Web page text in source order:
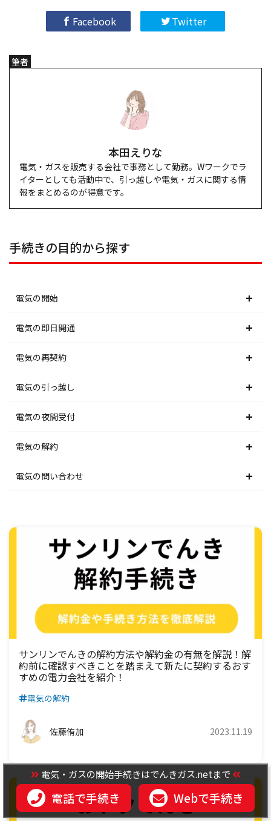
Facebook
Twitter
筆者
本田えりな
電気・ガスを販売する会社で事務として勤務。Wワークでラ
イターとしても活動中で、引っ越しや電気・ガスに関する情
報をまとめるのが得意です。
手続きの目的から探す
電気の開始
北海道電力エリア
東北電力エリア
東京電力エリア
北陸電力エリア
中部電力エリア
関西電力エリア
九州電力エリア
電気の即日開通
北海道電力エリア
東北電力エリア
東京電力エリア
北陸電力エリア
中部電力エリア
四国電力エリア
九州電力エリア
電気の再契約
北海道電力エリア
東北電力エリア
東京電力エリア
北陸電力エリア
中国電力エリア
四国電力エリア
九州電力エリア
電気の引っ越し
北海道電力エリア
東北電力エリア
東京電力エリア
関西電力エリア
中国電力エリア
四国電力エリア
九州電力エリア
電気の夜間受付
北海道電力エリア
東北電力エリア
中部電力エリア
関西電力エリア
中国電力エリア
四国電力エリア
九州電力エリア
電気の解約
北海道電力エリア
北陸電力エリア
中部電力エリア
関西電力エリア
中国電力エリア
四国電力エリア
電気の問い合わせ
東京電力エリア
北陸電力エリア
中部電力エリア
関西電力エリア
中国電力エリア
九州電力エリア
サンリンでんきの解約方法や解約金の有無を解説！解
約前に確認すべきことを踏まえて新たに契約するおす
すめの電力会社を紹介！
電気の解約
佐藤侑加 2023.11.19
電気・ガスの開始手続きはでんきガス.netまで
電話で手続き Webで手続き